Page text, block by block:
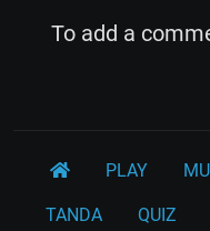
To add a
PLAY
TANDA QUIZ